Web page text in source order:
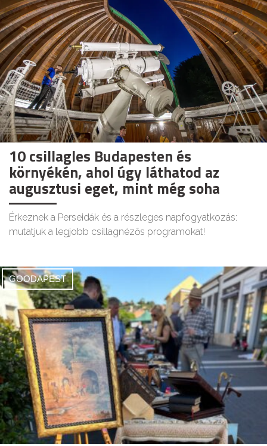
10 csillagles Budapesten és
környékén, ahol úgy láthatod az
augusztusi eget, mint még soha
Érkeznek a Perseidák és a részleges napfogyatkozás:
mutatjuk a legjobb csillagnézős programokat!
GOODAPEST